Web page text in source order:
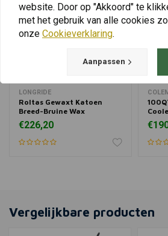
LONGRIDE
Roltas Gewaxt Katoen
Breed-Bruine Wax
€226,20
Vergelijkbare producten
website. Door op "Akkoord" te
met het gebruik van alle cookies
onze Cookieverklaring.
Aanpassen